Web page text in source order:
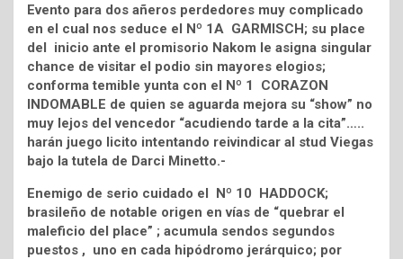
Evento para dos añeros perdedores muy complicado
en el cual nos seduce el Nº 1A GARMISCH; su place
del inicio ante el promisorio Nakom le asigna singular
chance de visitar el podio sin mayores elogios;
conforma temible yunta con el Nº 1 CORAZON
INDOMABLE de quien se aguarda mejora su “show” no
muy lejos del vencedor “acudiendo tarde a la cita”…..
harán juego licito intentando reivindicar al stud Viegas
bajo la tutela de Darci Minetto.-
Enemigo de serio cuidado el Nº 10 HADDOCK;
brasileño de notable origen en vías de “quebrar el
maleficio del place” ; acumula sendos segundos
puestos , uno en cada hipódromo jerárquico; por